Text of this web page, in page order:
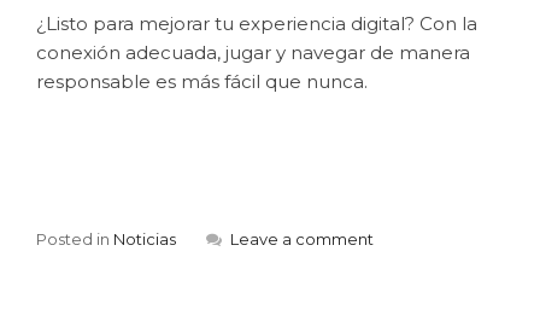
¿Listo para mejorar tu experiencia digital? Con la
conexión adecuada, jugar y navegar de manera
responsable es más fácil que nunca.
Posted in Noticias Leave a comment